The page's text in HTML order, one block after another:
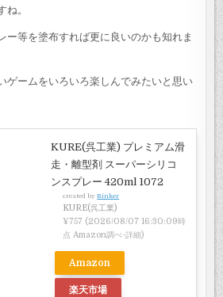
ね。
ー等を塗布すれば更に良いのかも知れま
ゲームをいろいろ楽しんでみたいと思い
KURE(呉工業) プレミアム滑
走・離型剤 スーパーシリコ
ンスプレー 420ml 1072
created byRinker
KURE(呉工業)
¥757 (2026/08/07 16:30:09時
点 Amazon調べ-詳細)
Amazon
楽天市場